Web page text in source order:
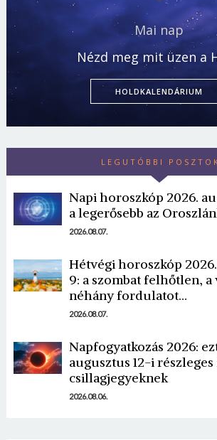
Mai nap
Nézd meg mit üzen a
HOLDKALENDÁRIUM
LEGUTÓBBI
Napi horoszkóp 2026.
a legerősebb az
2026.08.07.
Hétvégi horoszkóp
9: a szombat felhőtlen, a
néhány fordulatot…
2026.08.07.
Napfogyatkozás 2026:
augusztus 12-i
csillagjegyeknek
2026.08.06.